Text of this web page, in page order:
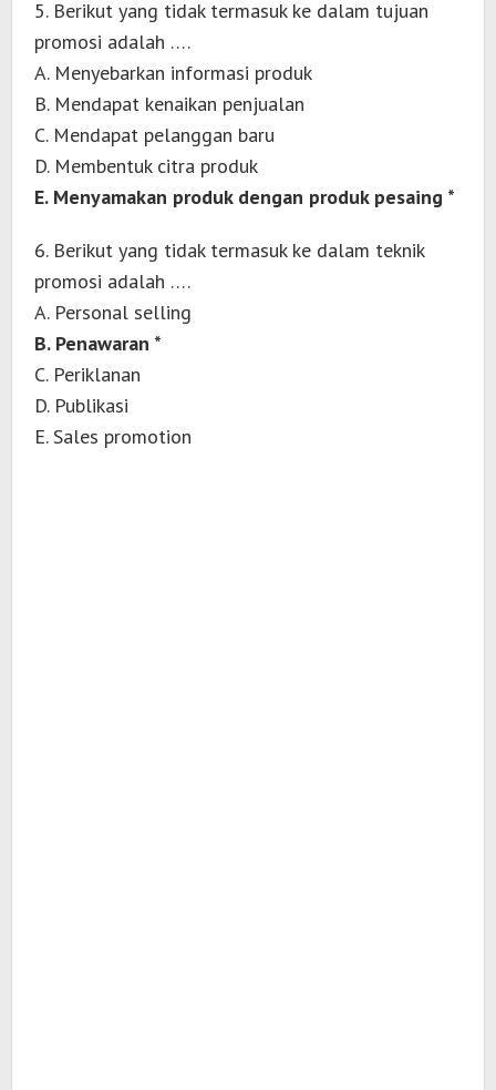
5. Berikut yang tidak termasuk ke dalam tujuan
promosi adalah ….
A. Menyebarkan informasi produk
B. Mendapat kenaikan penjualan
C. Mendapat pelanggan baru
D. Membentuk citra produk
E. Menyamakan produk dengan produk pesaing *
6. Berikut yang tidak termasuk ke dalam teknik
promosi adalah ….
A. Personal selling
B. Penawaran *
C. Periklanan
D. Publikasi
E. Sales promotion